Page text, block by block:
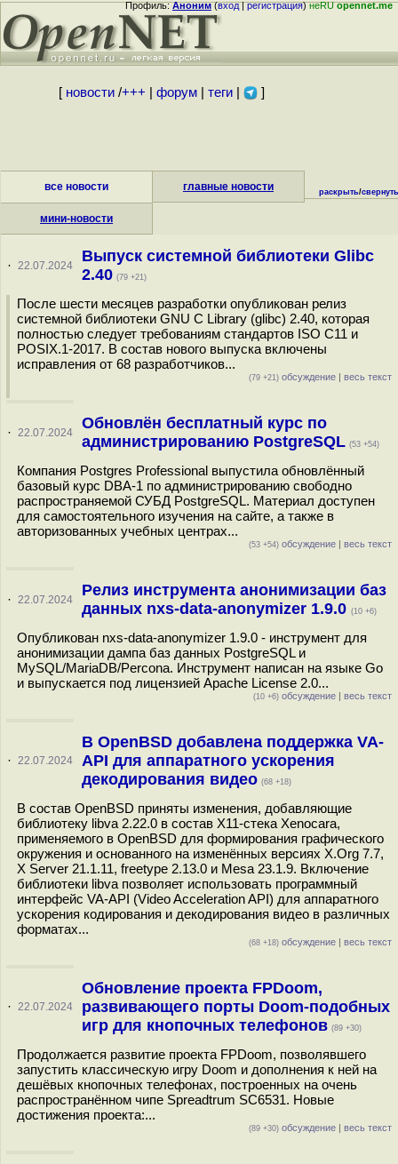
Профиль:Аноним(вход|регистрация)неRUopennet.me
[ новости/+++ форум| теги| ]
все новости главные новости
мини-новости
раскрыть/свернуть
· 22.07.2024
Выпуск системной библиотеки Glibc
2.40 (79 +21)
После шести месяцев разработки опубликован релиз
системной библиотеки GNU C Library (glibc) 2.40, которая
полностью следует требованиям стандартов ISO C11 и
POSIX.1-2017. В состав нового выпуска включены
исправления от 68 разработчиков...
(79 +21) обсуждение | весь текст
· 22.07.2024
Обновлён бесплатный курс по
администрированию PostgreSQL (53 +54)
Компания Postgres Professional выпустила обновлённый
базовый курс DBA-1 по администрированию свободно
распространяемой СУБД PostgreSQL. Материал доступен
для самостоятельного изучения на сайте, а также в
авторизованных учебных центрах...
(53 +54) обсуждение | весь текст
· 22.07.2024
Релиз инструмента анонимизации баз
данных nxs-data-anonymizer 1.9.0 (10 +6)
Опубликован nxs-data-anonymizer 1.9.0 - инструмент для
анонимизации дампа баз данных PostgreSQL и
MySQL/MariaDB/Percona. Инструмент написан на языке Go
и выпускается под лицензией Apache License 2.0...
(10 +6) обсуждение | весь текст
· 22.07.2024
В OpenBSD добавлена поддержка VA-
API для аппаратного ускорения
декодирования видео (68 +18)
В состав OpenBSD приняты изменения, добавляющие
библиотеку libva 2.22.0 в состав X11-стека Xenocara,
применяемого в OpenBSD для формирования графического
окружения и основанного на изменённых версиях X.Org 7.7,
X Server 21.1.11, freetype 2.13.0 и Mesa 23.1.9. Включение
библиотеки libva позволяет использовать программный
интерфейс VA-API (Video Acceleration API) для аппаратного
ускорения кодирования и декодирования видео в различных
форматах...
(68 +18) обсуждение | весь текст
· 22.07.2024
Обновление проекта FPDoom,
развивающего порты Doom-подобных
игр для кнопочных телефонов (89 +30)
Продолжается развитие проекта FPDoom, позволявшего
запустить классическую игру Doom и дополнения к ней на
дешёвых кнопочных телефонах, построенных на очень
распространённом чипе Spreadtrum SC6531. Новые
достижения проекта:...
(89 +30) обсуждение | весь текст